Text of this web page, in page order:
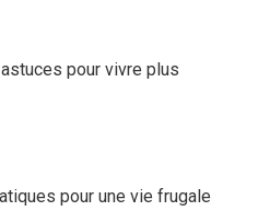
pour vivre plus
pour une vie frugale